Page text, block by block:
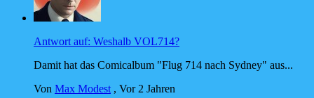
Antwort auf: Weshalb VOL714?
Damit hat das Comicalbum "Flug 714 nach Sydney" aus...
Von Max Modest , Vor 2 Jahren